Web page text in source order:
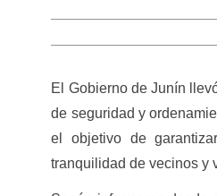
El Gobierno de Junín
de seguridad y
el objetivo de
tranquilidad de vecinos y